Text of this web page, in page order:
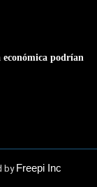
económica podrían
by Freepi Inc